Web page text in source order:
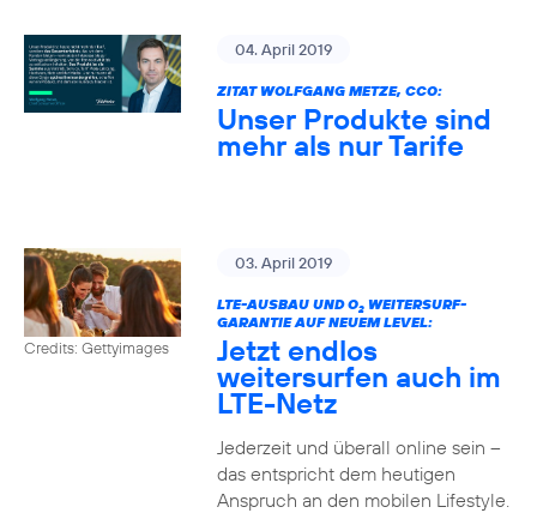
04. April 2019
ZITAT WOLFGANG METZE, CCO:
Unser Produkte sind
mehr als nur Tarife
Credits: Gettyimages
03. April 2019
LTE-AUSBAU UND O2WEITERSURF-
GARANTIE AUF NEUEM LEVEL:
Jetzt endlos
weitersurfen auch im
LTE-Netz
Jederzeit und überall online sein –
das entspricht dem heutigen
Anspruch an den mobilen Lifestyle.